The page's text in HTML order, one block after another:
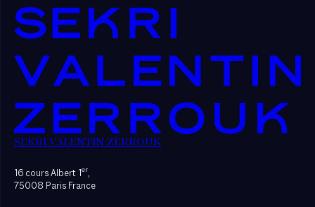
SEKRI VALENTIN ZERROUK
16 cours Albert 1er,
75008 Paris France